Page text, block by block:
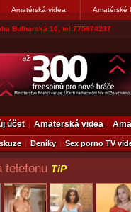
Amatérská videa Amatérské
Bulharská 10, tel:775674237
účet Amaterská videa
Deníky Sex porno TV
telefonu TiP